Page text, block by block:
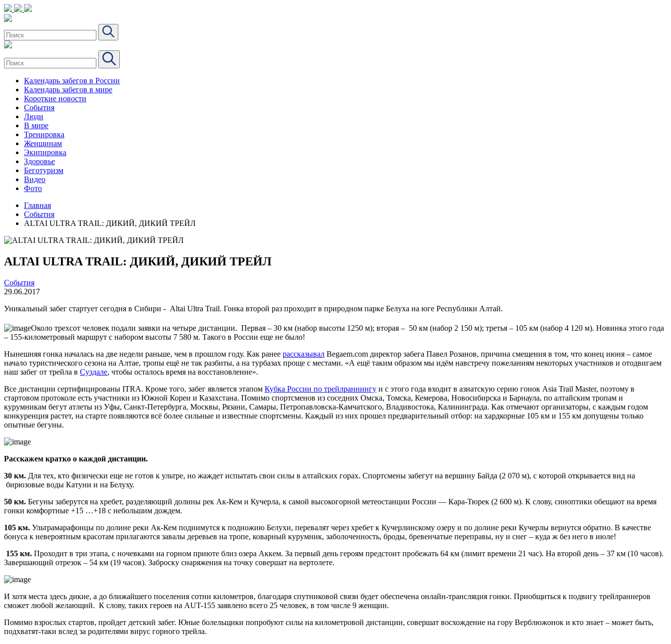
Календарь забегов в России
Календарь забегов в мире
Короткие новости
События
Люди
В мире
Тренировка
Женщинам
Экипировка
Здоровье
Беготуризм
Видео
Фото
Главная
События
ALTAI ULTRA TRAIL: ДИКИЙ, ДИКИЙ ТРЕЙЛ
ALTAI ULTRA TRAIL: ДИКИЙ, ДИКИЙ ТРЕЙЛ
События
29.06.2017
Уникальный забег стартует сегодня в Сибири - Altai Ultra Trail. Гонка второй раз проходит в природном парке Белуха на юге Республики Алтай.
Около трехсот человек подали заявки на четыре дистанции. Первая – 30 км (набор высоты 1250 м); вторая – 50 км (набор 2 150 м); третья – 105 км (набор 4 120 м). Новинка этого года
– 155-километровый маршрут с набором высоты 7 580 м. Такого в России еще не было!
Нынешняя гонка началась на две недели раньше, чем в прошлом году. Как ранее рассказывал Begaem.com директор забега Павел Розанов, причина смещения в том, что конец июня – самое
начало туристического сезона на Алтае, тропы ещё не так разбиты, а на турбазах проще с местами. «А ещё таким образом мы идём навстречу пожеланиям некоторых участников и отодвигаем
наш забег от трейла в Суздале, чтобы осталось время на восстановление».
Все дистанции сертифицированы ITRA. Кроме того, забег является этапом Кубка России по трейлраннингу и с этого года входит в азиатскую серию гонок Asia Trail Master, поэтому в
стартовом протоколе есть участники из Южной Кореи и Казахстана. Помимо спортсменов из соседних Омска, Томска, Кемерова, Новосибирска и Барнаула, по алтайским тропам и
курумникам бегут атлеты из Уфы, Санкт-Петербурга, Москвы, Рязани, Самары, Петропавловска-Камчатского, Владивостока, Калининграда. Как отмечают организаторы, с каждым годом
конкуренция растет, на старте появляются всё более сильные и известные спортсмены. Каждый из них прошел предварительный отбор: на хардкорные 105 км и 155 км допущены только
опытные бегуны.
Расскажем кратко о каждой дистанции.
30 км. Для тех, кто физически еще не готов к ультре, но жаждет испытать свои силы в алтайских горах. Спортсмены забегут на вершину Байда (2 070 м), с которой открывается вид на
бирюзовые воды Катуни и на Белуху.
50 км. Бегуны заберутся на хребет, разделяющий долины рек Ак-Кем и Кучерла, к самой высокогорной метеостанции России — Кара-Тюрек (2 600 м). К слову, синоптики обещают на время
гонки комфортные +15 …+18 с небольшим дождем.
105 км. Ультрамарафонцы по долине реки Ак-Кем поднимутся к подножию Белухи, перевалят через хребет к Кучерлинскому озеру и по долине реки Кучерлы вернутся обратно. В качестве
бонуса к невероятным красотам прилагаются завалы деревьев на тропе, коварный курумник, заболоченность, броды, бревенчатые переправы, ну и снег – куда ж без него в июле!
155 км. Проходит в три этапа, с ночевками на горном приюте близ озера Аккем. За первый день героям предстоит пробежать 64 км (лимит времени 21 час). На второй день – 37 км (10 часов).
Завершающий отрезок – 54 км (19 часов). Заброску снаряжения на точку совершат на вертолете.
И хотя места здесь дикие, а до ближайшего поселения сотни километров, благодаря спутниковой связи будет обеспечена онлайн-трансляция гонки. Приобщиться к подвигу трейлраннеров
сможет любой желающий. К слову, таких героев на AUT-155 заявлено всего 25 человек, в том числе 9 женщин.
Помимо взрослых стартов, пройдет детский забег. Юные болельщики попробуют силы на километровой дистанции, совершат восхождение на гору Верблюжонок и кто знает – может быть,
подхватят-таки вслед за родителями вирус горного трейла.